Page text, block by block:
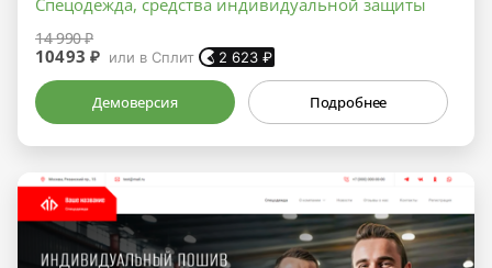
14 990 ₽
10493 ₽ или в Сплит 2 623 ₽
Демоверсия Подробнее